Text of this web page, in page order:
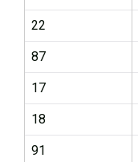
22
87
17
18
91